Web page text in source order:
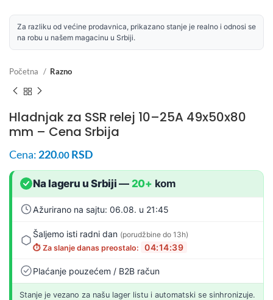
Za razliku od većine prodavnica, prikazano stanje je realno i odnosi se
na robu u našem magacinu u Srbiji.
Početna Razno
Hladnjak za SSR relej 10–25A 49x50x80
mm – Cena Srbija
Cena: 220.00 RSD
Na lageru u Srbiji — 20+ kom
Ažurirano na sajtu: 06.08. u 21:45
Šaljemo isti radni dan (porudžbine do 13h)
⏱️ Za slanje danas preostalo:
04:14:38
Plaćanje pouzećem / B2B račun
Stanje je vezano za našu lager listu i automatski se sinhronizuje.